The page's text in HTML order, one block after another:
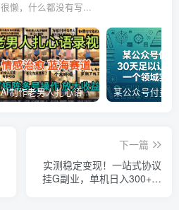
懒，什么都没有写...
AI制作老男人扎心语录，5分钟一条，操作简单，流量非常大，保姆级教程
下一篇
实测稳定变现！一站式协议
挂G副业，单机日入300+，